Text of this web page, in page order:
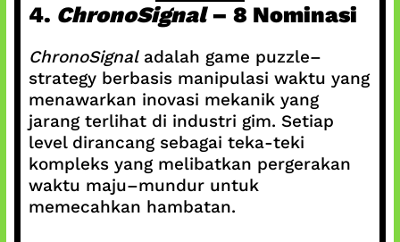
4. ChronoSignal– 8 Nominasi
ChronoSignaladalah game puzzle–
strategy berbasis manipulasi waktu yang
menawarkan inovasi mekanik yang
jarang terlihat di industri gim. Setiap
level dirancang sebagai teka-teki
kompleks yang melibatkan pergerakan
waktu maju–mundur untuk
memecahkan hambatan.